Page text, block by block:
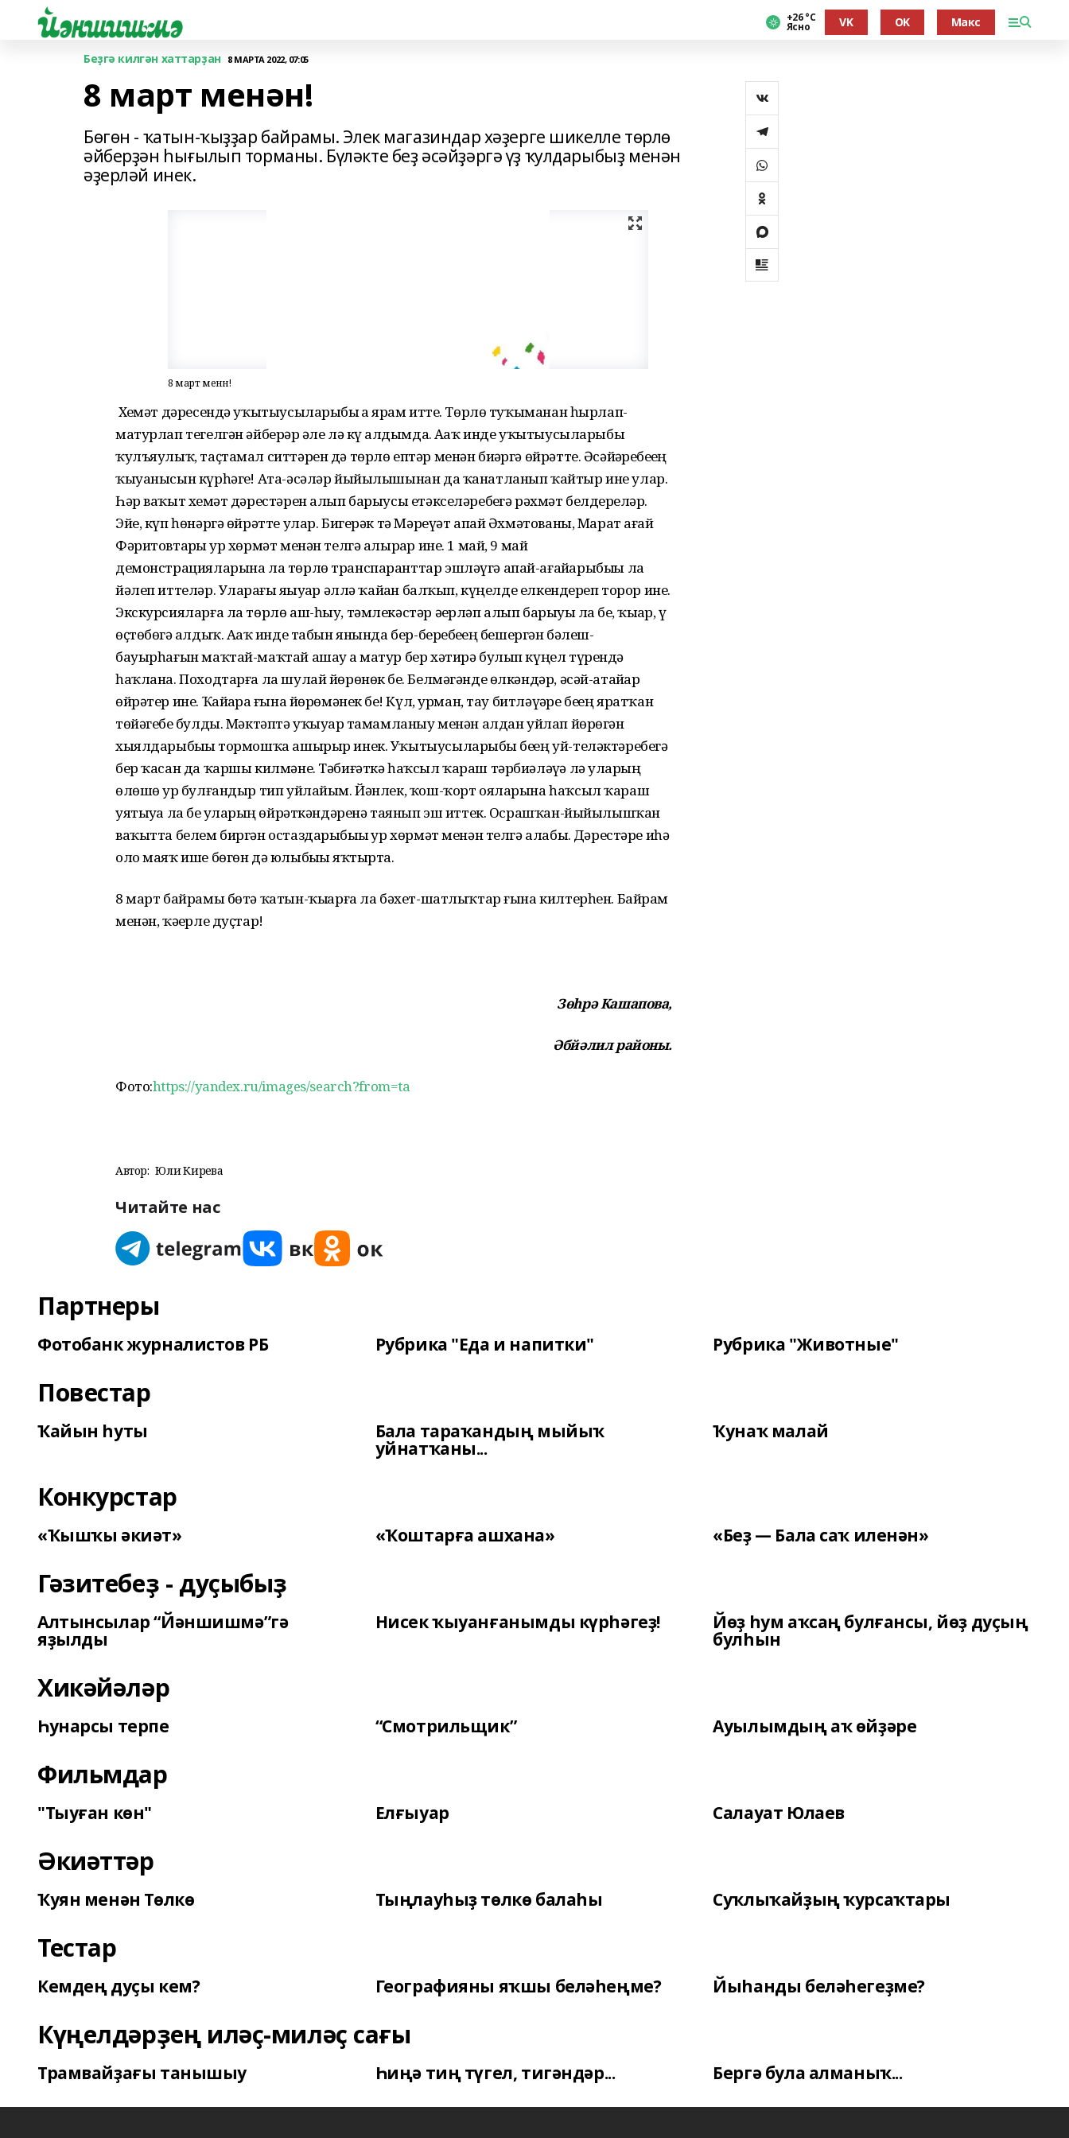
+26 °С
Ясно VK OK Макс
Беҙгә килгән хаттарҙан 8 МАРТА 2022, 07:05
8 март менән!
Бөгөн - ҡатын-ҡыҙҙар байрамы. Элек магазиндар хәҙерге шикелле төрлө
әйберҙән һығылып торманы. Бүләкте беҙ әсәйҙәргә үҙ ҡулдарыбыҙ менән
әҙерләй инек.
8 март менән!
Хеҙмәт дәресендә уҡытыусыларыбыҙ ҙа ярҙам итте. Төрлө туҡыманан һырлап-
матурлап тегелгән әйберҙәр әле лә күҙ алдымда. Аҙаҡ инде уҡытыусыларыбыҙ
ҡулъяулыҡ, таҫтамал ситтәрен дә төрлө ептәр менән биҙәргә өйрәтте. Әсәйҙәребеҙҙең
ҡыуанысын күрһәгеҙ! Ата-әсәләр йыйылышынан да ҡанатланып ҡайтыр ине улар.
Һәр ваҡыт хеҙмәт дәрестәрен алып барыусы етәкселәребеҙгә рәхмәт белдерҙеләр.
Эйе, күп һөнәргә өйрәтте улар. Бигерәк тә Мәреүәт апай Әхмәтованы, Марат ағай
Фәритовтарҙы ҙур хөрмәт менән телгә алырҙар ине. 1 май, 9 май
демонстрацияларына ла төрлө транспаранттар эшләүгә апай-ағайҙарыбыҙҙы ла
йәлеп иттеләр. Уларҙағы яҙыуҙар әллә ҡайҙан балҡып, күңелде елкендереп торор ине.
Экскурсияларға ла төрлө аш-һыу, тәмлекәстәр әҙерләп алып барыуҙы ла беҙ, ҡыҙҙар, үҙ
өҫтөбөҙгә алдыҡ. Аҙаҡ инде табын янында бер-беребеҙҙең бешергән бәлеш-
бауырһағын маҡтай-маҡтай ашау ҙа матур бер хәтирә булып күңел түрендә
һаҡлана. Походтарға ла шулай йөрөнөк беҙ. Белмәгәнде өлкәндәр, әсәй-атайҙар
өйрәтер ине. Ҡайҙарҙа ғына йөрөмәнек беҙ! Күл, урман, тау битләүҙәре беҙҙең яратҡан
төйәгебеҙ булды. Мәктәптә уҡыуҙар тамамланыу менән алдан уйлап йөрөгән
хыялдарыбыҙҙы тормошҡа ашырыр инек. Уҡытыусыларыбыҙ беҙҙең уй-теләктәребеҙгә
бер ҡасан да ҡаршы килмәне. Тәбиғәткә һаҡсыл ҡараш тәрбиәләүҙә лә уларҙың
өлөшө ҙур булғандыр тип уйлайым. Йәнлек, ҡош-ҡорт ояларына һаҡсыл ҡараш
уятыуҙа ла беҙ уларҙың өйрәткәндәренә таянып эш иттек. Осрашҡан-йыйылышҡан
ваҡытта белем биргән остаздарыбыҙҙы ҙур хөрмәт менән телгә алабыҙ. Дәрестәре иһә
оло маяҡ ише бөгөн дә юлыбыҙҙы яҡтырта.
8 март байрамы бөтә ҡатын-ҡыҙҙарға ла бәхет-шатлыҡтар ғына килтерһен. Байрам
менән, ҡәҙерле дуҫтар!
Зөһрә Кашапова,
Әбйәлил районы.
Фото:https://yandex.ru/images/search?from=ta
Автор: Юлиә Кирәева
Читайте нас
Партнеры
Фотобанк журналистов РБ Рубрика "Еда и напитки" Рубрика "Животные"
Повестар
Ҡайын һуты Бала тараҡандың мыйыҡ
уйнатҡаны...
Ҡунаҡ малай
Конкурстар
«Ҡышҡы әкиәт» «Ҡоштарға ашхана» «Беҙ — Бала саҡ иленән»
Гәзитебеҙ - дуҫыбыҙ
Алтынсылар “Йәншишмә”гә
яҙылды
Нисек ҡыуанғанымды күрһәгеҙ! Йөҙ һум аҡсаң булғансы, йөҙ дуҫың
булһын
Хикәйәләр
Һунарсы терпе “Смотрильщик” Ауылымдың аҡ өйҙәре
Фильмдар
"Тыуған көн" Елғыуар Салауат Юлаев
Әкиәттәр
Ҡуян менән Төлкө Тыңлауһыҙ төлкө балаһы Суҡлыҡайҙың ҡурсаҡтары
Тестар
Кемдең дуҫы кем? Географияны яҡшы беләһеңме? Йыһанды беләһегеҙме?
Күңелдәрҙең иләҫ-миләҫ сағы
Трамвайҙағы танышыу Һиңә тиң түгел, тигәндәр... Бергә була алманыҡ...